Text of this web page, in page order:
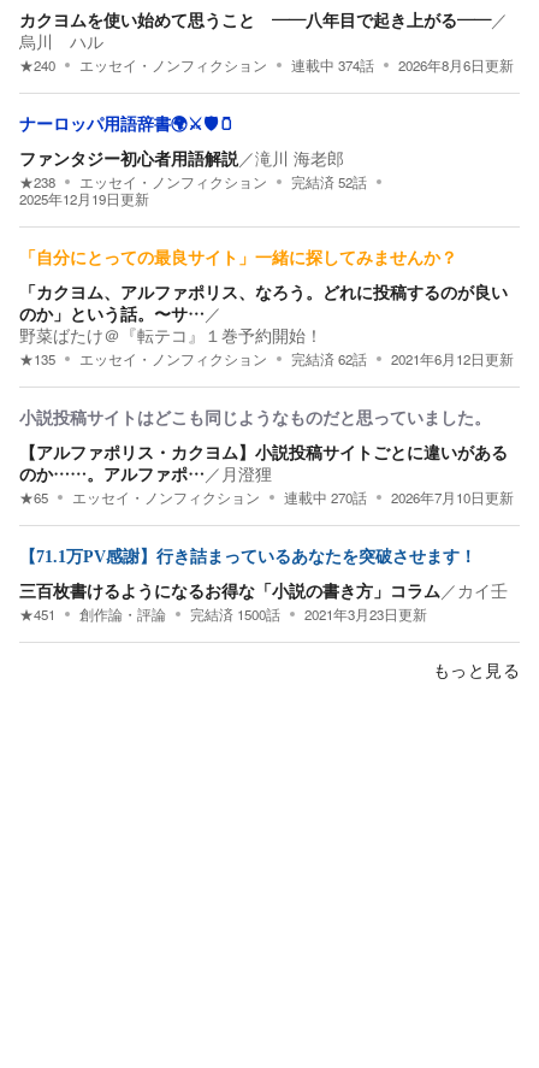
カクヨムを使い始めて思うこと ――八年目で起き上がる――／
烏川 ハル
★240 エッセイ・ノンフィクション 連載中 374話 2026年8月6日更新
ナーロッパ用語辞書🌍⚔️🛡🫙
ファンタジー初心者用語解説／滝川 海老郎
★238 エッセイ・ノンフィクション 完結済52話
2025年12月19日更新
「自分にとっての最良サイト」一緒に探してみませんか？
「カクヨム、アルファポリス、なろう。どれに投稿するのが良い
のか」という話。〜サ… ／
野菜ばたけ＠『転テコ』１巻予約開始！
★135 エッセイ・ノンフィクション 完結済62話 2021年6月12日更新
小説投稿サイトはどこも同じようなものだと思っていました。
【アルファポリス・カクヨム】小説投稿サイトごとに違いがある
のか……。アルファポ… ／ 月澄狸
★65 エッセイ・ノンフィクション 連載中 270話 2026年7月10日更新
【71.1万PV感謝】行き詰まっているあなたを突破させます！
三百枚書けるようになるお得な「小説の書き方」コラム ／カイ壬
★451 創作論・評論 完結済 1500話 2021年3月23日更新
もっと見る